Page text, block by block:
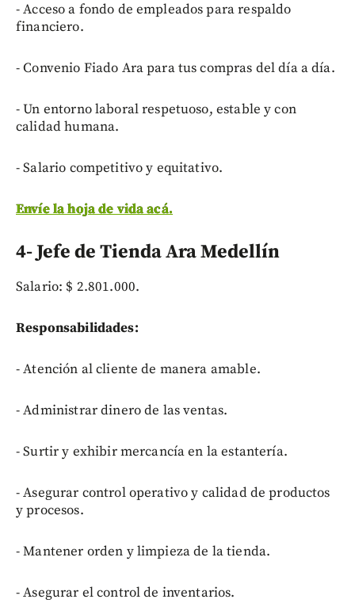
- Acceso a fondo de empleados para respaldo
financiero.
- Convenio Fiado Ara para tus compras del día a día.
- Un entorno laboral respetuoso, estable y con
calidad humana.
- Salario competitivo y equitativo.
Envíe la hoja de vida acá.
4- Jefe de Tienda Ara Medellín
Salario: $ 2.801.000.
Responsabilidades:
- Atención al cliente de manera amable.
- Administrar dinero de las ventas.
- Surtir y exhibir mercancía en la estantería.
- Asegurar control operativo y calidad de productos
y procesos.
- Mantener orden y limpieza de la tienda.
- Asegurar el control de inventarios.